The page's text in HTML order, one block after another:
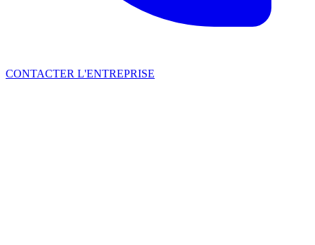
CONTACTER L'ENTREPRISE